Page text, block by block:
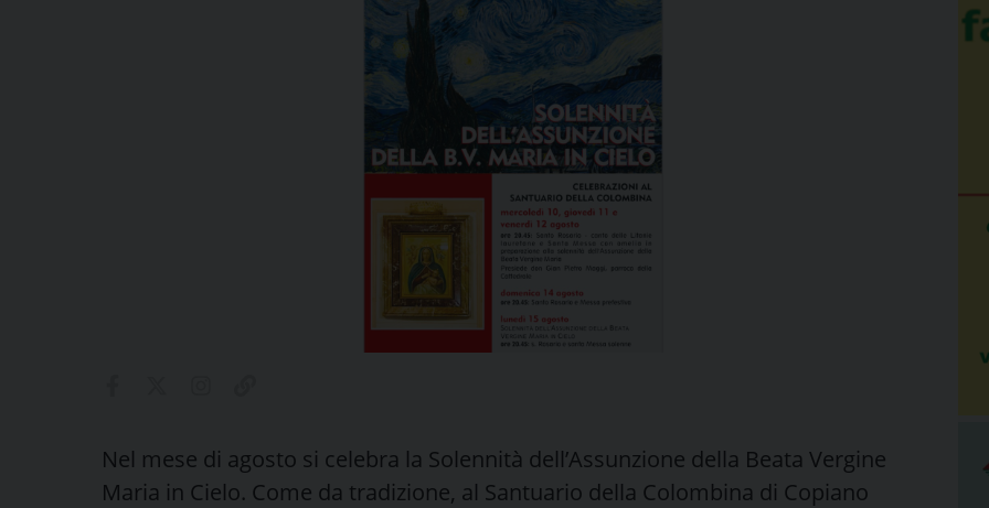
Nel mese di agosto si celebra la Solennità dell’Assunzione della Beata Vergine
Maria in Cielo. Come da tradizione, al Santuario della Colombina di Copiano